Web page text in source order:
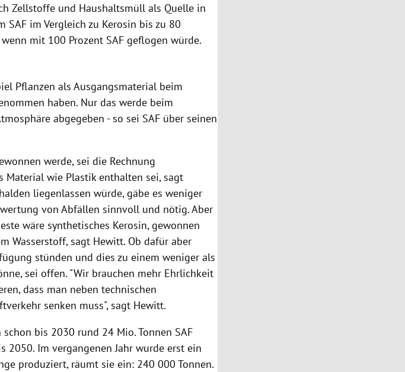
Zellstoffe und Haushaltsmüll als Quelle in
SAF im Vergleich zu Kerosin bis zu 80
mit 100 Prozent SAF geflogen würde.
Pflanzen als Ausgangsmaterial beim
haben. Nur das werde beim
abgegeben - so sei SAF über seinen
werde, sei die Rechnung
wie Plastik enthalten sei, sagt
liegenlassen würde, gäbe es weniger
von Abfällen sinnvoll und nötig. Aber
wäre synthetisches Kerosin, gewonnen
Wasserstoff, sagt Hewitt. Ob dafür aber
stünden und dies zu einem weniger als
sei offen. "Wir brauchen mehr Ehrlichkeit
dass man neben technischen
senken muss", sagt Hewitt.
bis 2030 rund 24 Mio. Tonnen SAF
2050. Im vergangenen Jahr wurde erst ein
produziert, räumt sie ein: 240 000 Tonnen.